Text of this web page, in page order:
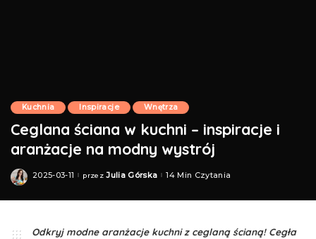
Kuchnia Inspiracje Wnętrza
Ceglana ściana w kuchni – inspiracje i
aranżacje na modny wystrój
2025-03-11 Posted
przez Julia Górska 14 Min Czytania
Odkryj modne aranżacje kuchni z ceglaną ścianą! Cegła